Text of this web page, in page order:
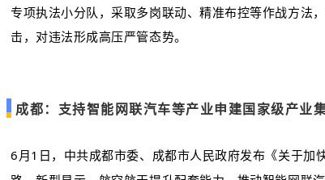
专项执法小分队，采取多岗联动、精准布控等作战方法
击，对违法形成高压严管态势。
成都：支持智能网联汽车等产业申建国家级产业
6月1日，中共成都市委、成都市人民政府发布《关于加